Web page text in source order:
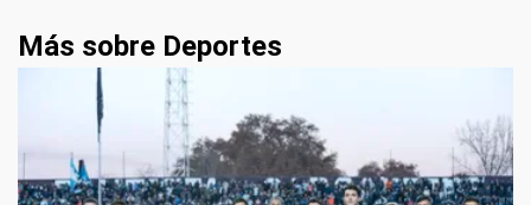
Más sobre Deportes